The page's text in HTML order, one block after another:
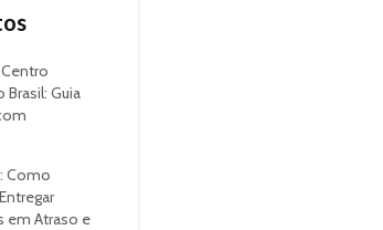
Brasil: Guia
Como
em Atraso e